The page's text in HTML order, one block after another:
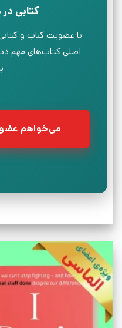
کتابی
با عضویت کباب و
می‌خواهم